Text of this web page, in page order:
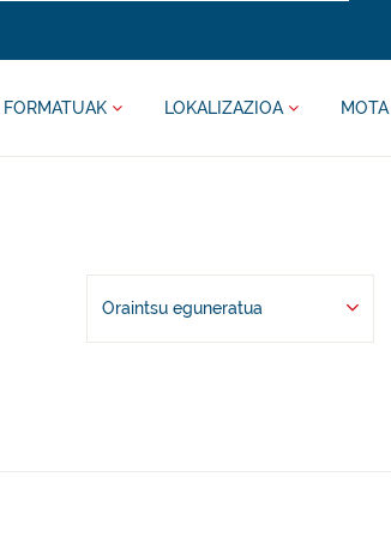
FORMATUAK LOKALIZAZIOA MOTA
Oraintsu eguneratua